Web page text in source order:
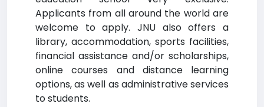
Applicants from all around the world are
welcome to apply. JNU also offers a
library, accommodation, sports facilities,
financial assistance and/or scholarships,
online courses and distance learning
options, as well as administrative services
to students.